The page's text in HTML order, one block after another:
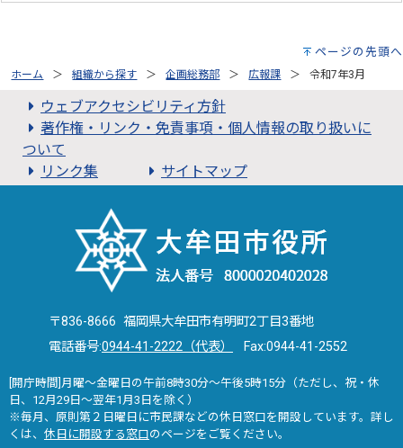
ページの先頭へ
ホーム 組織から探す 企画総務部 広報課 令和7年3月
ウェブアクセシビリティ方針
著作権・リンク・免責事項・個人情報の取り扱いに
ついて
リンク集
サイトマップ
〒836-8666 福岡県大牟田市有明町2丁目3番地
電話番号:0944-41-2222（代表） Fax:0944-41-2552
[開庁時間]月曜～金曜日の午前8時30分～午後5時15分（ただし、祝・休
日、12月29日～翌年1月3日を除く）
※毎月、原則第２日曜日に市民課などの休日窓口を開設しています。詳し
くは、 休日に開設する窓口のページをご覧ください。